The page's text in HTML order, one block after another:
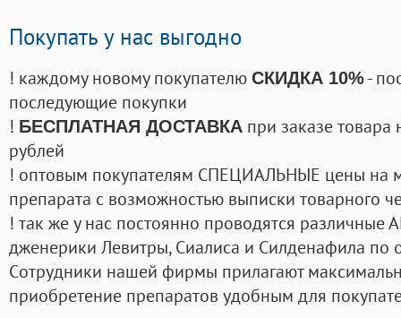
Покупать у нас выгодно
! каждому новому покупателю СКИДКА 10%-
последующие покупки
! БЕСПЛАТНАЯ ДОСТАВКА при заказе
рублей
! оптовым покупателям СПЕЦИАЛЬНЫЕ цены на
препарата с возможностью выписки товарного
! так же у нас постоянно проводятся
дженерики Левитры, Сиалиса и Силденафила по
Cотрудники нашей фирмы прилагают
приобретение препаратов удобным для